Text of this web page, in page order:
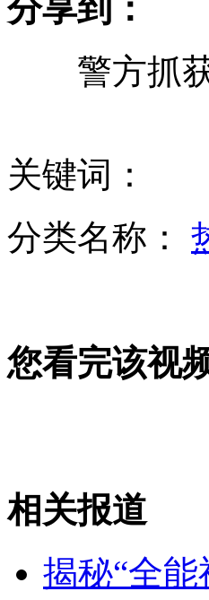
美租瑞典潜艇作为假想敌
俄媒:俄为越南建造的首艘
中国式大片：励志大片
男子因被扣500元怒烧工
女孩北京地铁殴打老人 痛
无痛分娩是否安全 医生回
分享到：
警方抓获“
关键词：
分类名称：
您看完该视
相关报道
揭秘“全能